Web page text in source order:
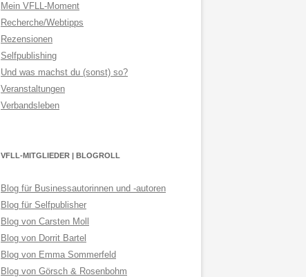
Mein VFLL-Moment
Recherche/Webtipps
Rezensionen
Selfpublishing
Und was machst du (sonst) so?
Veranstaltungen
Verbandsleben
VFLL-MITGLIEDER | BLOGROLL
Blog für Businessautorinnen und -autoren
Blog für Selfpublisher
Blog von Carsten Moll
Blog von Dorrit Bartel
Blog von Emma Sommerfeld
Blog von Görsch & Rosenbohm